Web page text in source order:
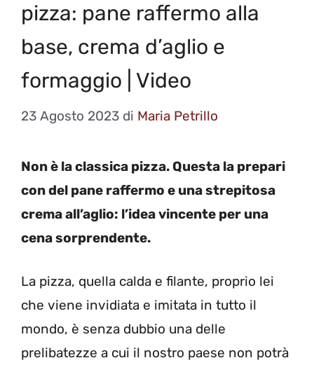
pizza: pane raffermo alla
base, crema d’aglio e
formaggio | Video
23 Agosto 2023 di Maria Petrillo
Non è la classica pizza. Questa la prepari
con del pane raffermo e una strepitosa
crema all’aglio: l’idea vincente per una
cena sorprendente.
La pizza, quella calda e filante, proprio lei
che viene invidiata e imitata in tutto il
mondo, è senza dubbio una delle
prelibatezze a cui il nostro paese non potrà